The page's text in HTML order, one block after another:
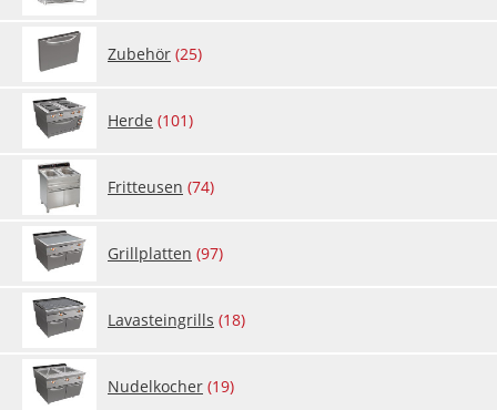
Zu­be­hör (25)
Her­de (101)
Fritteu­sen (74)
Grill­plat­ten (97)
La­vast­ein­grills (18)
Nu­del­ko­cher (19)